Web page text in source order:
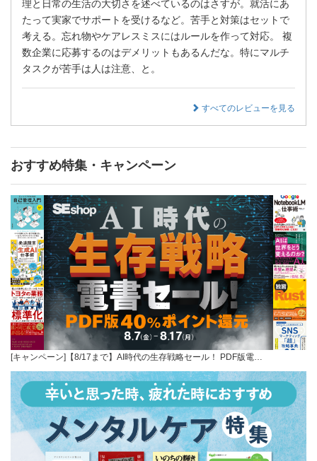
理と日常の生活の大切さを述べているのはさすが。就活にあ
たって実家でサポートを受けるなど。苦手と対策はセットで
考える。忘れ物やケアレスミスにはルールを作って対応。 複
数企業に応募するのはデメリットもあるんだな。特にマルチ
タスクが苦手は人は注意、と。
すべてのレビューを見る
おすすめ特集・キャンペーン
[キャンペーン]【8/17まで】AI時代の生存戦略セール！ PDF版電…